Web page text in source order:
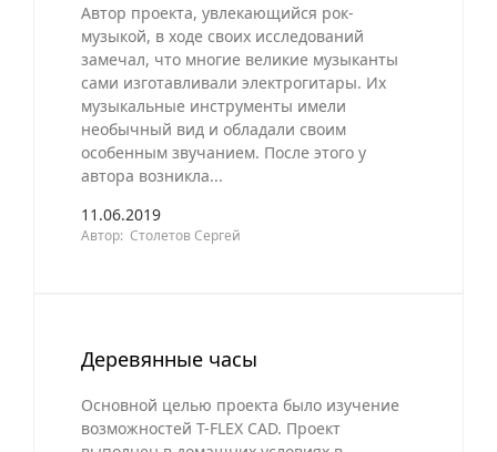
Автор проекта, увлекающийся рок-
музыкой, в ходе своих исследований
замечал, что многие великие музыканты
сами изготавливали электрогитары. Их
музыкальные инструменты имели
необычный вид и обладали своим
особенным звучанием. После этого у
автора возникла...
11.06.2019
Автор: Столетов Сергей
Деревянные часы
Основной целью проекта было изучение
возможностей T-FLEX CAD. Проект